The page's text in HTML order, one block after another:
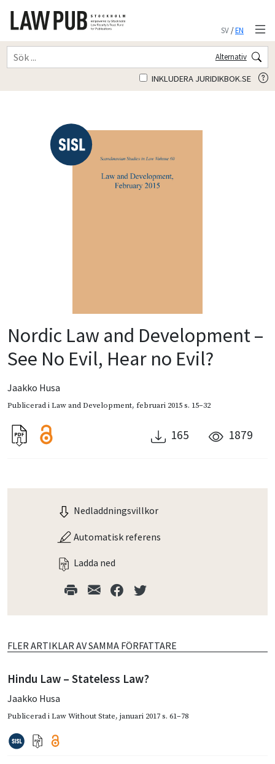
SV/EN
Alternativ
INKLUDERA JURIDIKBOK.SE
Nordic Law and Development –
See No Evil, Hear no Evil?
Jaakko Husa
Publicerad iLaw and Development, februari 2015s. 15–32
165 1879
Nedladdningsvillkor
Automatisk referens
Ladda ned
FLER ARTIKLAR AV SAMMA FÖRFATTARE
Hindu Law – Stateless Law?
Jaakko Husa
Publicerad iLaw Without State, januari 2017s. 61–78